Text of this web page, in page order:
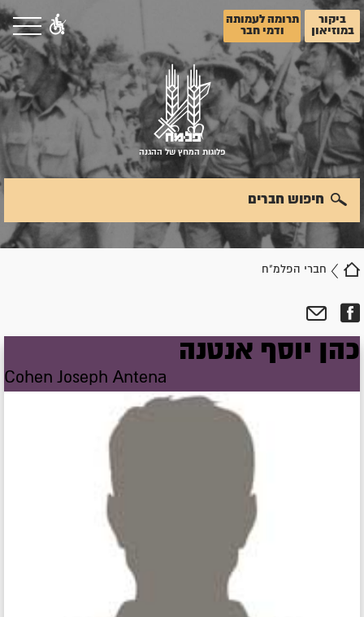
ביקור
במוזיאון
תרומה לעמותה
ודמי חבר
פלוגות המחץ של ההגנה
חברי הפלמ"ח
חיפוש חברים
כהן יוסף אנטנה
Cohen Joseph Antena